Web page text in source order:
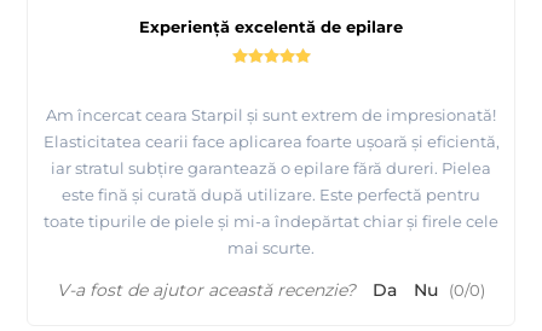
Experiență excelentă de epilare
Am încercat ceara Starpil și sunt extrem de impresionată!
Elasticitatea cearii face aplicarea foarte ușoară și eficientă,
iar stratul subțire garantează o epilare fără dureri. Pielea
este fină și curată după utilizare. Este perfectă pentru
toate tipurile de piele și mi-a îndepărtat chiar și firele cele
mai scurte.
V-a fost de ajutor această recenzie? Da Nu (0/0)